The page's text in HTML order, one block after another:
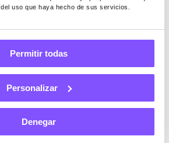
uso que haya hecho de sus servicios.
Permitir todas
Personalizar
Denegar
pasivos, recurrir al
es un movimiento
la era digital actual. Por
como Amazon y Etsy
dinero sin tener que
esfuerzo activo en la
de productos coherentes